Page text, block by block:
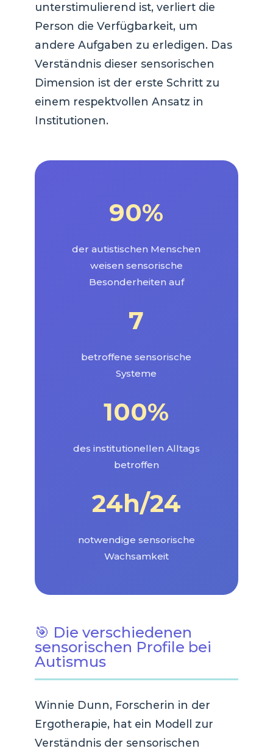
unterstimulierend ist, verliert die
Person die Verfügbarkeit, um
andere Aufgaben zu erledigen. Das
Verständnis dieser sensorischen
Dimension ist der erste Schritt zu
einem respektvollen Ansatz in
Institutionen.
90%
der autistischen Menschen
weisen sensorische
Besonderheiten auf
7
betroffene sensorische
Systeme
100%
des institutionellen Alltags
betroffen
24h/24
notwendige sensorische
Wachsamkeit
🎯 Die verschiedenen
sensorischen Profile bei
Autismus
Winnie Dunn, Forscherin in der
Ergotherapie, hat ein Modell zur
Verständnis der sensorischen